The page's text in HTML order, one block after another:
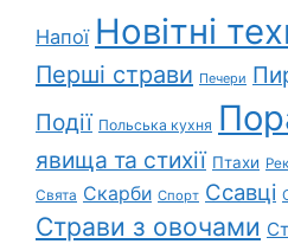
Напої Новітні
Перші страви Печери
Події Польська кухня
явища та стихії Птахи
Свята Скарби Спорт Ссавці
Страви з овочами